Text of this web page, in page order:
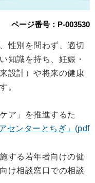
ページ番号：P-003530
性別を問わず、適切
知識を持ち、妊娠・
設計）や将来の健康
。
ア」を推進するた
センターとちぎ」(pdf
する若年者向けの健
け相談窓口での相談